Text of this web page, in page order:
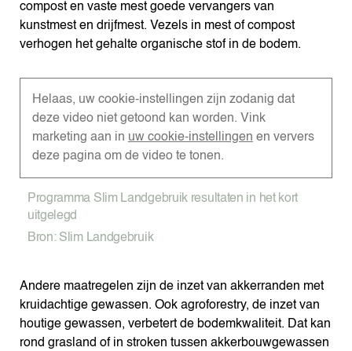
compost en vaste mest goede vervangers van
kunstmest en drijfmest. Vezels in mest of compost
verhogen het gehalte organische stof in de bodem.
Helaas, uw cookie-instellingen zijn zodanig dat
deze video niet getoond kan worden. Vink
marketing aan in uw cookie-instellingen en ververs
deze pagina om de video te tonen.
Programma Slim Landgebruik resultaten in het kort
uitgelegd
Bron: Slim Landgebruik
Andere maatregelen zijn de inzet van akkerranden met
kruidachtige gewassen. Ook agroforestry, de inzet van
houtige gewassen, verbetert de bodemkwaliteit. Dat kan
rond grasland of in stroken tussen akkerbouwgewassen